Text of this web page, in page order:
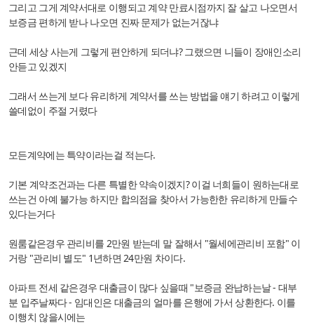
그리고 그게 계약서대로 이행되고 계약 만료시점까지 잘 살고 나오면서
보증금 편하게 받나 나오면 진짜 문제가 없는거잖냐
근데 세상 사는게 그렇게 편안하게 되더냐? 그랬으면 니들이 장애인소리
안듣고 있겠지
그래서 쓰는게 보다 유리하게 계약서를 쓰는 방법을 얘기 하려고 이렇게
쓸데없이 주절 거렸다
모든계약에는 특약이라는걸 적는다.
기본 계약조건과는 다른 특별한 약속이겠지? 이걸 너희들이 원하는대로
쓰는건 아예 불가능 하지만 합의점을 찾아서 가능한한 유리하게 만들수
있다는거다
원룸같은경우 관리비를 2만원 받는데 말 잘해서 "월세에관리비 포함" 이
거랑 "관리비 별도" 1년하면 24만원 차이다.
아파트 전세 같은경우 대출금이 많다 싶을때 "보증금 완납하는날 - 대부
분 입주날짜다 - 임대인은 대출금의 얼마를 은행에 가서 상환한다. 이를
이행치 않을시에는